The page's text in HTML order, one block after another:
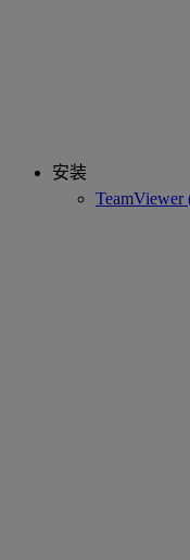
安装